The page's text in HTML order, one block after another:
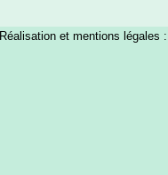
Réalisation et mentions légales